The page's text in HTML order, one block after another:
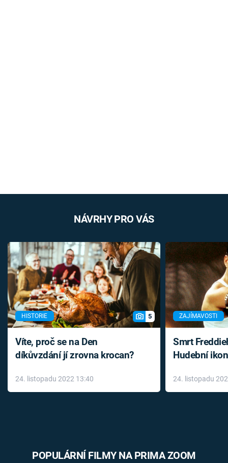
NÁVRHY PRO VÁS
HISTORIE 5
Víte, proč se na Den
díkůvzdání jí zrovna krocan?
24. listopadu 2022 13:40
ZAJÍMAVOSTI
Smrt
Hudební
léky
24. listopadu
POPULÁRNÍ FILMY NA PRIMA ZOOM